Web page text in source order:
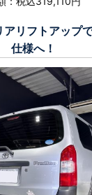
アリフトアップ
仕様へ！